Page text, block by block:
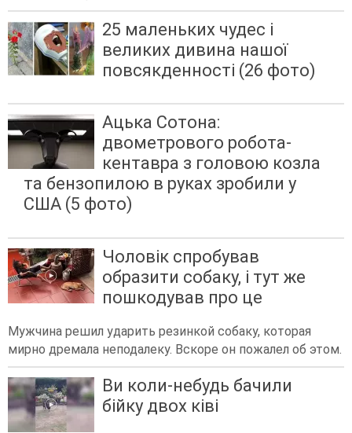
25 маленьких чудес і
великих дивина нашої
повсякденності (26 фото)
Ацька Сотона:
двометрового робота-
кентавра з головою козла
та бензопилою в руках зробили у
США (5 фото)
Чоловік спробував
образити собаку, і тут же
пошкодував про це
Мужчина решил ударить резинкой собаку, которая
мирно дремала неподалеку. Вскоре он пожалел об этом.
Ви коли-небудь бачили
бійку двох ківі